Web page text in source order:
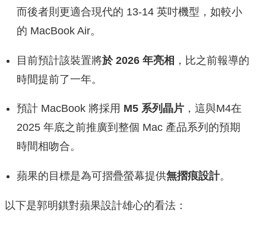
而後者則更適合現代的 13-14 英吋機型，如較小
的 MacBook Air。
目前預計該裝置將於 2026 年亮相 ，比之前報導的
時間提前了一年。
預計 MacBook 將採用 M5 系列晶片 ，這與M4在
2025 年底之前推廣到整個 Mac 產品系列的預期
時間相吻合。
蘋果的目標是為可摺疊螢幕提供無摺痕設計。
以下是郭明錤對蘋果設計雄心的看法：